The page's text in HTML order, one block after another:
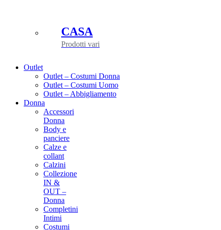
CASA
Prodotti vari
Outlet
Outlet – Costumi Donna
Outlet – Costumi Uomo
Outlet – Abbigliamento
Donna
Accessori
Donna
Body e
panciere
Calze e
collant
Calzini
Collezione
IN &
OUT –
Donna
Completini
Intimi
Costumi